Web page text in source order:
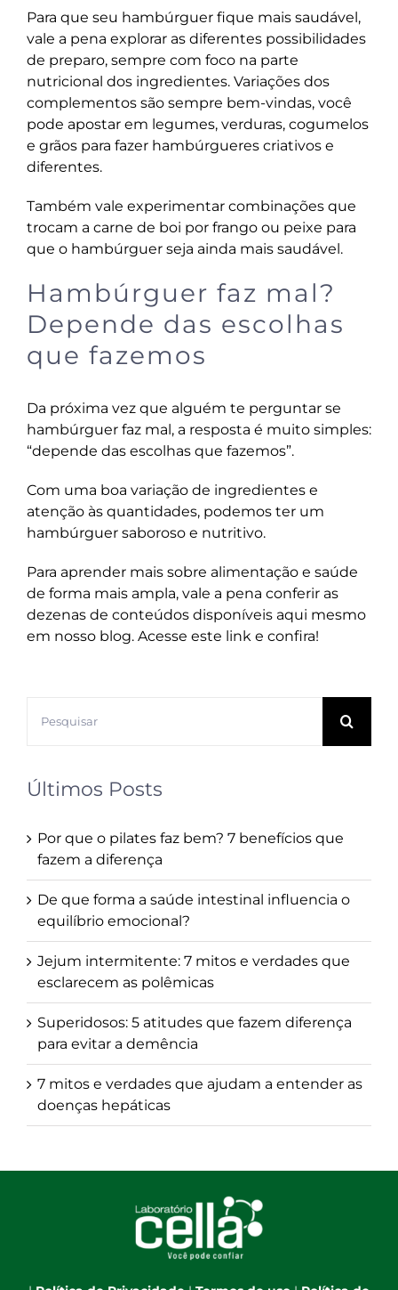
Para que seu hambúrguer fique mais saudável,
vale a pena explorar as diferentes possibilidades
de preparo, sempre com foco na parte
nutricional dos ingredientes. Variações dos
complementos são sempre bem-vindas, você
pode apostar em legumes, verduras, cogumelos
e grãos para fazer hambúrgueres criativos e
diferentes.
Também vale experimentar combinações que
trocam a carne de boi por frango ou peixe para
que o hambúrguer seja ainda mais saudável.
Hambúrguer faz mal?
Depende das escolhas
que fazemos
Da próxima vez que alguém te perguntar se
hambúrguer faz mal, a resposta é muito simples:
“depende das escolhas que fazemos”.
Com uma boa variação de ingredientes e
atenção às quantidades, podemos ter um
hambúrguer saboroso e nutritivo.
Para aprender mais sobre alimentação e saúde
de forma mais ampla, vale a pena conferir as
dezenas de conteúdos disponíveis aqui mesmo
em nosso blog. Acesse este link e confira!
resultados
Últimos Posts
Por que o pilates faz bem? 7 benefícios que
fazem a diferença
De que forma a saúde intestinal influencia o
equilíbrio emocional?
Jejum intermitente: 7 mitos e verdades que
esclarecem as polêmicas
Superidosos: 5 atitudes que fazem diferença
para evitar a demência
7 mitos e verdades que ajudam a entender as
doenças hepáticas